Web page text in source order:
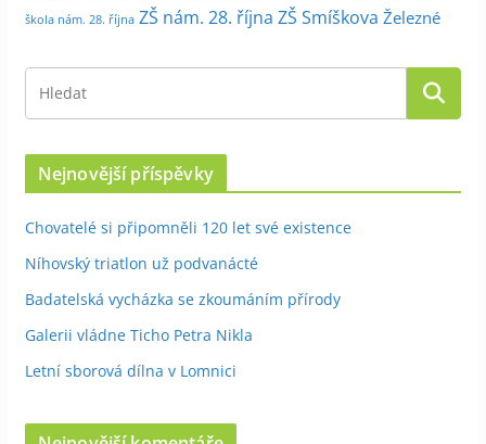
škola nám. 28. října ZŠ nám. 28. října ZŠ Smíškova Železné
Nejnovější příspěvky
Chovatelé si připomněli 120 let své existence
Níhovský triatlon už podvanácté
Badatelská vycházka se zkoumáním přírody
Galerii vládne Ticho Petra Nikla
Letní sborová dílna v Lomnici